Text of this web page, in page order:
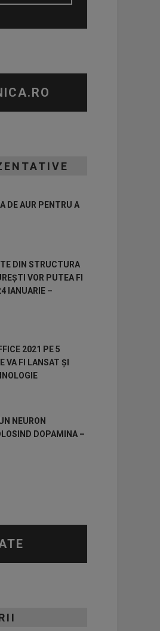
DE AUR PENTRU A
DIN STRUCTURA
VOR PUTEA FI
IANUARIE –
2021 PE 5
VA FI LANSAT ȘI
NEURON
DOPAMINA –